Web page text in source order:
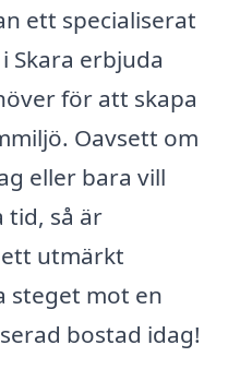
ett specialiserat
Skara erbjuda
för att skapa
Oavsett om
eller bara vill
tid, så är
utmärkt
steget mot en
bostad idag!